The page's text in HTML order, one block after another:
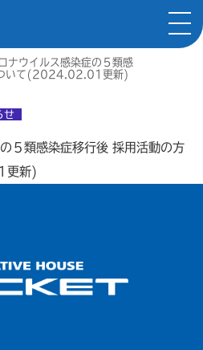
ナウイルス感染症の５類感
ついて(2024.02.01更新)
せ
５類感染症移行後 採用活動の方
更新)